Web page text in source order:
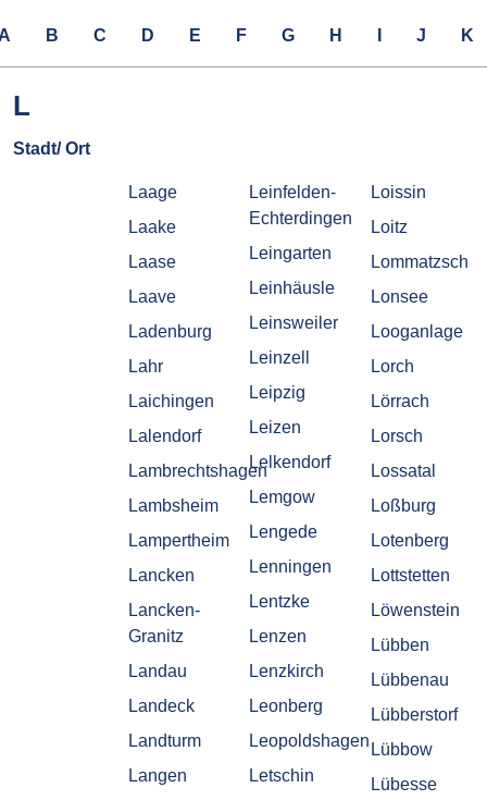
B C D E F G H J K
L
Stadt/ Ort
Laage
Laake
Laase
Laave
Ladenburg
Lahr
Laichingen
Lalendorf
Lambrechtshagen
Lambsheim
Lampertheim
Lancken
Lancken-
Granitz
Landau
Landeck
Landturm
Langen
Leinfelden-
Echterdingen
Leingarten
Leinhäusle
Leinsweiler
Leinzell
Leipzig
Leizen
Lelkendorf
Lemgow
Lengede
Lenningen
Lentzke
Lenzen
Lenzkirch
Leonberg
Leopoldshagen
Letschin
Loissin
Loitz
Lommatzsch
Lonsee
Looganlage
Lorch
Lörrach
Lorsch
Lossatal
Loßburg
Lotenberg
Lottstetten
Löwenstein
Lübben
Lübbenau
Lübberstorf
Lübbow
Lübesse